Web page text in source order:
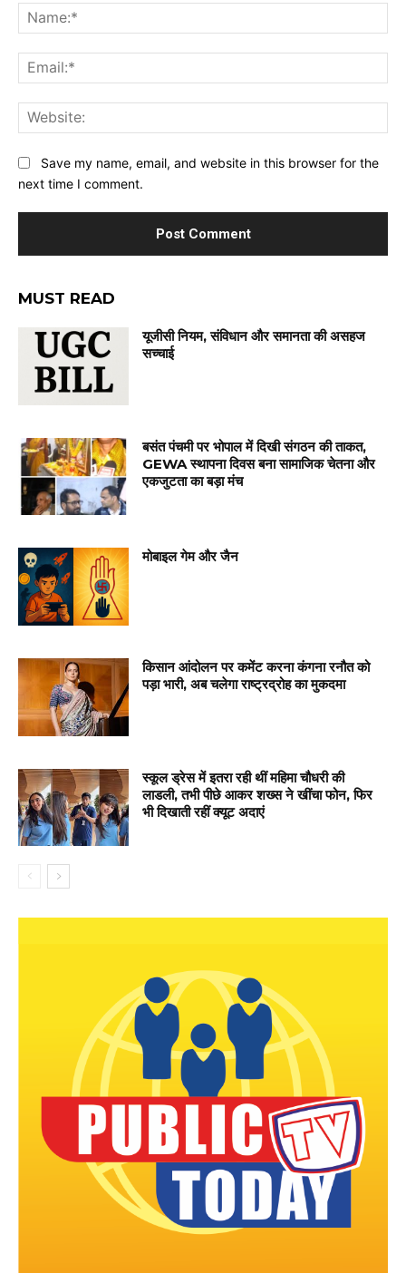
Save my name, email, and website in this browser for the
next time I comment.
MUST READ
यूजीसी नियम, संविधान और समानता की असहज
सच्चाई
बसंत पंचमी पर भोपाल में दिखी संगठन की ताकत,
GEWA स्थापना दिवस बना सामाजिक चेतना और
एकजुटता का बड़ा मंच
मोबाइल गेम और जैन
किसान आंदोलन पर कमेंट करना कंगना रनौत को
पड़ा भारी, अब चलेगा राष्ट्रद्रोह का मुकदमा
स्कूल ड्रेस में इतरा रही थीं महिमा चौधरी की
लाडली, तभी पीछे आकर शख्स ने खींचा फोन, फिर
भी दिखाती रहीं क्यूट अदाएं